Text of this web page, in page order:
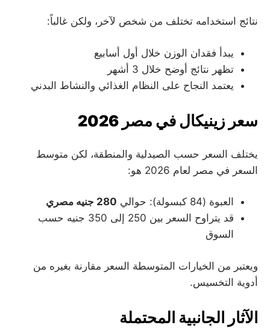
نتائج استخدامه تختلف من شخص لآخر، ولكن غالباً:
يبدأ فقدان الوزن خلال أول أسابيع
تظهر نتائج أوضح خلال 3 أشهر
يعتمد النجاح على النظام الغذائي والنشاط البدني
سعر زينيكال في مصر 2026
يختلف السعر حسب الصيدلية والمنطقة، لكن متوسط
السعر في مصر لعام 2026 هو:
العبوة (84 كبسولة): حوالي
280 جنيه مصري
قد يتراوح السعر بين 250 إلى 350 جنيه حسب
السوق
ويعتبر من الخيارات المتوسطة السعر مقارنة بغيره من
أدوية التخسيس.
الآثار الجانبية المحتملة